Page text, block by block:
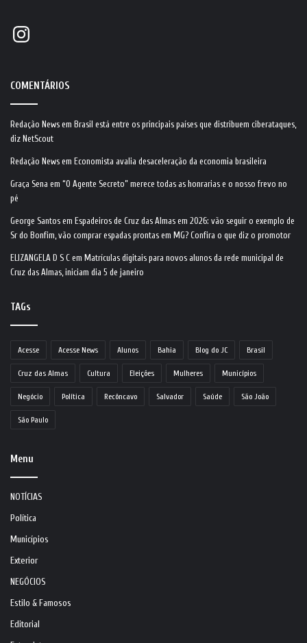
Instagram
COMENTÁRIOS
Redação News em Brasil está entre os principais países que distribuem ciberataques,
diz NetScout
Redação News em Economista avalia desaceleração da economia brasileira
Graça Sena em “O Agente Secreto” merece todas as honrarias e o nosso frevo no
pé
George Santos em Espadeiros de Cruz das Almas em 2026: vão seguir o exemplo de
Sr do Bonfim, vão comprar espadas prontas em MG? Confira o que diz o promotor
ELIZANGELA D S C em Matrículas digitais para novos alunos da rede municipal de
Cruz das Almas, iniciam dia 5 de janeiro
TAGs
Acesse Acesse News Alunos Bahia Blog do JC Brasil
Cruz das Almas Cultura Eleições Mulheres Municípios
Negócio Política Recôncavo Salvador Saúde São João
São Paulo
Menu
NOTÍCIAS
Política
Municípios
Exterior
NEGÓCIOS
Estilo & Famosos
Editorial